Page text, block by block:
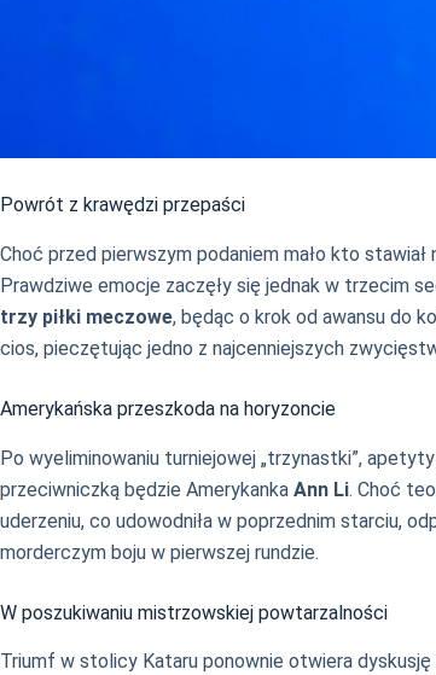
Powrót z krawędzi przepaści
Choć przed pierwszym podaniem mało kto
Prawdziwe emocje zaczęły się jednak w trzecim
trzy piłki meczowe, będąc o krok od awansu do
cios, pieczętując jedno z najcenniejszych
Amerykańska przeszkoda na horyzoncie
Po wyeliminowaniu turniejowej „trzynastki”,
przeciwniczką będzie Amerykanka Ann Li. Choć
uderzeniu, co udowodniła w poprzednim starciu,
morderczym boju w pierwszej rundzie.
W poszukiwaniu mistrzowskiej powtarzalności
Triumf w stolicy Kataru ponownie otwiera